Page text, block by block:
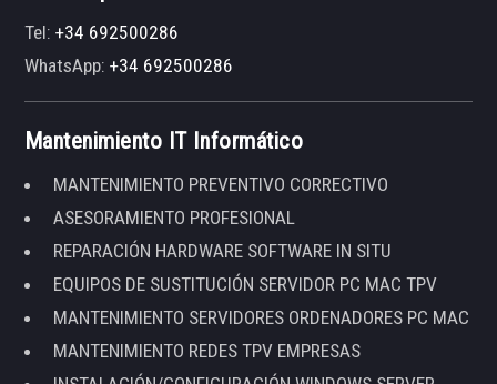
Tel:+34 692500286
WhatsApp:+34 692500286
Mantenimiento IT Informático
MANTENIMIENTO PREVENTIVO CORRECTIVO
ASESORAMIENTO PROFESIONAL
REPARACIÓN HARDWARE SOFTWARE IN SITU
EQUIPOS DE SUSTITUCIÓN SERVIDOR PC MAC TPV
MANTENIMIENTO SERVIDORES ORDENADORES PC MAC
MANTENIMIENTO REDES TPV EMPRESAS